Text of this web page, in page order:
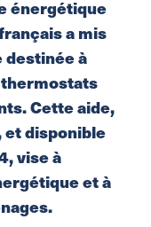
énergétique
a mis
destinée à
Cette aide,
et disponible
vise à
et à